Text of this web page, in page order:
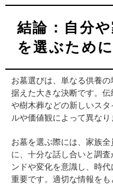
結論：自分や家族に合ったお墓
を選ぶために
お墓選びは、単なる供養
据えた大きな決断です。
や樹木葬などの新しいス
ルや価値観によって異なり
お墓を選ぶ際には、家族
に、十分な話し合いと調
ンドや変化を意識し、時
重要です。適切な情報を